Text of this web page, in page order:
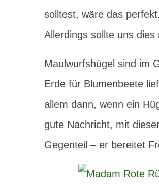
solltest, wäre das
Allerdings sollte uns
Maulwurfshügel sind im
Erde für Blumenbeete
allem dann, wenn ein
gute Nachricht, mit
Gegenteil – er bereitet